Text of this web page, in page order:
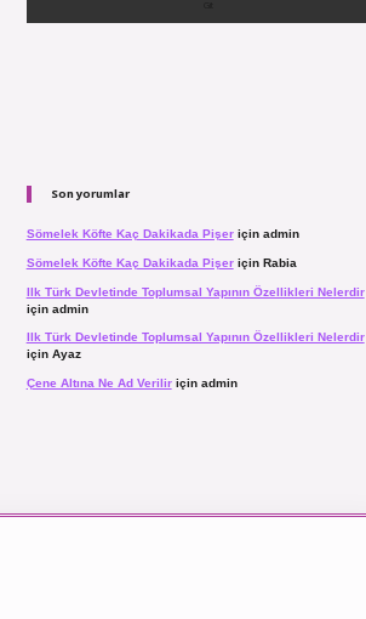
Son yorumlar
Sömelek Köfte Kaç Dakikada Pişeriçin admin
Sömelek Köfte Kaç Dakikada Pişeriçin Rabia
Ilk Türk Devletinde Toplumsal Yapının Özellikleri Nelerdir
için admin
Ilk Türk Devletinde Toplumsal Yapının Özellikleri Nelerdir
için Ayaz
Çene Altına Ne Ad Veriliriçin admin